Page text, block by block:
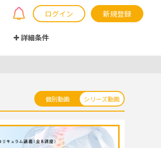
ログイン 新規登録
詳細条件
個別動画 シリーズ動画